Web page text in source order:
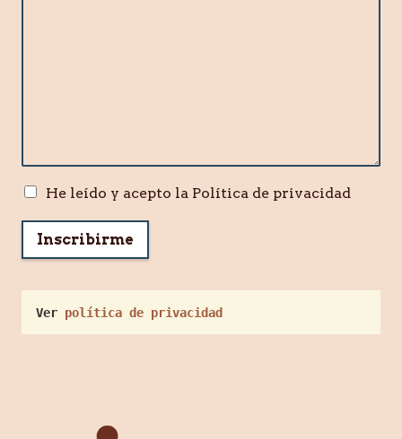
He leído y acepto la Política de privacidad
Inscribirme
Ver política de privacidad